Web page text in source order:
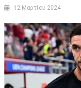
12 Μαρτίου 2024